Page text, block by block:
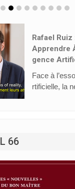
Apprendre
Gence
rtificielle, la
66